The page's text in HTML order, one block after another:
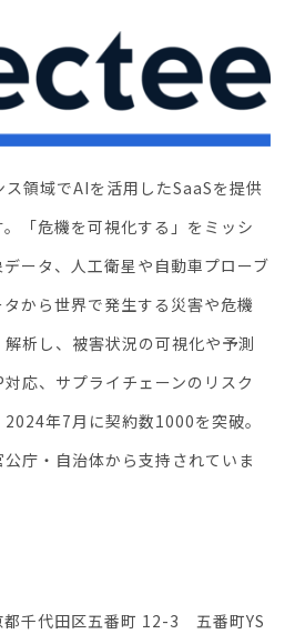
領域でAIを活用したSaaSを提供
「危機を可視化する」をミッシ
ータ、人工衛星や自動車プローブ
から世界で発生する災害や危機
析し、被害状況の可視化や予測
応、サプライチェーンのリスク
年7月に契約数1000を突破。
庁・自治体から支持されていま
千代田区五番町 12-3 五番町YS